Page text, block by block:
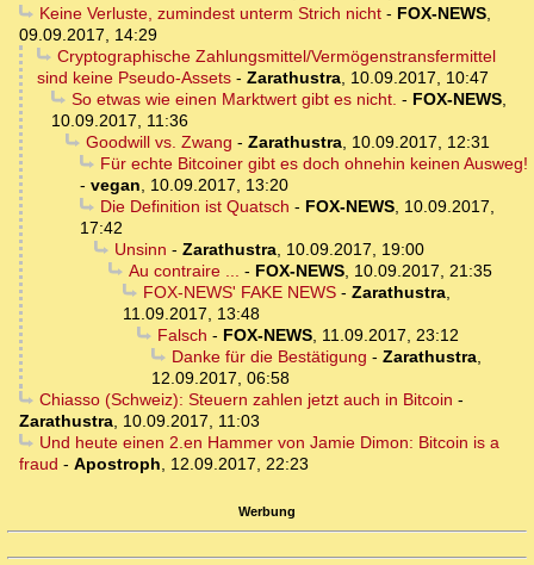
Keine Verluste, zumindest unterm Strich nicht- FOX-NEWS,
09.09.2017, 14:29
Cryptographische Zahlungsmittel/Vermögenstransfermittel
sind keine Pseudo-Assets - Zarathustra, 10.09.2017, 10:47
So etwas wie einen Marktwert gibt es nicht. - FOX-NEWS,
10.09.2017, 11:36
Goodwill vs. Zwang - Zarathustra, 10.09.2017, 12:31
Für echte Bitcoiner gibt es doch ohnehin keinen Ausweg!
- vegan, 10.09.2017, 13:20
Die Definition ist Quatsch - FOX-NEWS, 10.09.2017,
17:42
Unsinn - Zarathustra, 10.09.2017, 19:00
Au contraire ... - FOX-NEWS, 10.09.2017, 21:35
FOX-NEWS' FAKE NEWS- Zarathustra,
11.09.2017, 13:48
Falsch - FOX-NEWS, 11.09.2017, 23:12
Danke für die Bestätigung - Zarathustra,
12.09.2017, 06:58
Chiasso (Schweiz): Steuern zahlen jetzt auch in Bitcoin -
Zarathustra, 10.09.2017, 11:03
Und heute einen 2.en Hammer von Jamie Dimon: Bitcoin is a
fraud - Apostroph, 12.09.2017, 22:23
Werbung